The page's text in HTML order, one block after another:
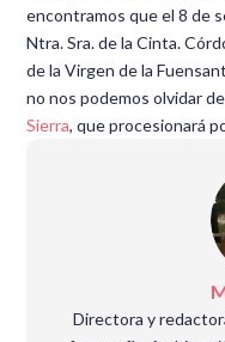
encontramos que el 8 de
Ntra. Sra. de la Cinta.
de la Virgen de la
no nos podemos olvidar
Sierra, que procesionará
Directora y